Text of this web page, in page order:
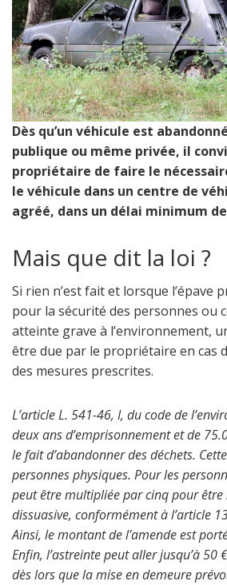
Dès qu’un véhicule est
publique ou même privée, il
propriétaire de faire le
le véhicule dans un centre de
agréé, dans un délai minimum
Mais que dit la loi ?
Si rien n’est fait et lorsque l’épave
pour la sécurité des personnes ou
atteinte grave à l’environnement,
être due par le propriétaire en cas
des mesures prescrites.
L’article L. 541-46, I, du code de
deux ans d’emprisonnement et de
le fait d’abandonner des déchets.
personnes physiques. Pour les
peut être multipliée par cinq pour
dissuasive, conformément à l’article
Ainsi, le montant de l’amende est
Enfin, l’astreinte peut aller jusqu’à
dès lors que la mise en demeure